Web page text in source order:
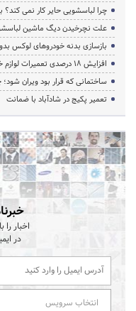
چرا لباسشویی حایر کار نمی
علت نچرخیدن دیگ ماشین
بازسازی بدنه خودروهای لوکس
افزایش ۱۸ درصدی تعمیرات لوازم خانگی در اصفهان تعمیر
ساختمانی که قرار بود ویران
تعمیر پکیج در شادآباد با ضمانت
اخبار
در
انتخاب سرویس